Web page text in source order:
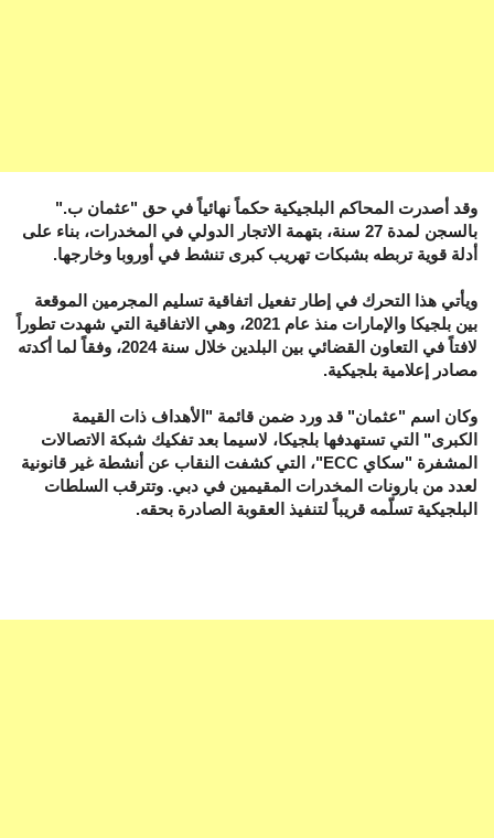
وقد أصدرت المحاكم البلجيكية حكماً نهائياً في حق "عثمان ب."
بالسجن لمدة 27 سنة، بتهمة الاتجار الدولي في المخدرات، بناء على
أدلة قوية تربطه بشبكات تهريب كبرى تنشط في أوروبا وخارجها.
ويأتي هذا التحرك في إطار تفعيل اتفاقية تسليم المجرمين الموقعة
بين بلجيكا والإمارات منذ عام 2021، وهي الاتفاقية التي شهدت تطوراً
لافتاً في التعاون القضائي بين البلدين خلال سنة 2024، وفقاً لما أكدته
مصادر إعلامية بلجيكية.
وكان اسم "عثمان" قد ورد ضمن قائمة "الأهداف ذات القيمة
الكبرى" التي تستهدفها بلجيكا، لاسيما بعد تفكيك شبكة الاتصالات
المشفرة "سكاي ECC"، التي كشفت النقاب عن أنشطة غير قانونية
لعدد من بارونات المخدرات المقيمين في دبي. وتترقب السلطات
البلجيكية تسلّمه قريباً لتنفيذ العقوبة الصادرة بحقه.